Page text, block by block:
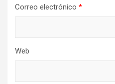
Correo electrónico *
Web